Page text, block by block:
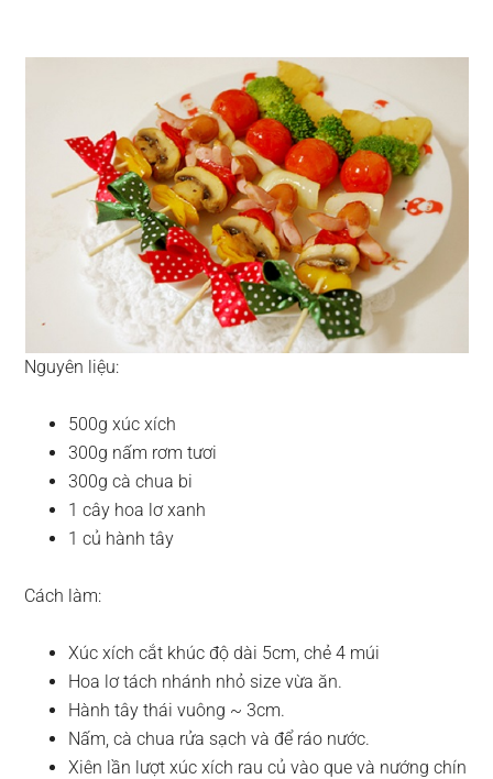
Nguyên liệu:
500g xúc xích
300g nấm rơm tươi
300g cà chua bi
1 cây hoa lơ xanh
1 củ hành tây
Cách làm:
Xúc xích cắt khúc độ dài 5cm, chẻ 4 múi
Hoa lơ tách nhánh nhỏ size vừa ăn.
Hành tây thái vuông ~ 3cm.
Nấm, cà chua rửa sạch và để ráo nước.
Xiên lần lượt xúc xích rau củ vào que và nướng chín